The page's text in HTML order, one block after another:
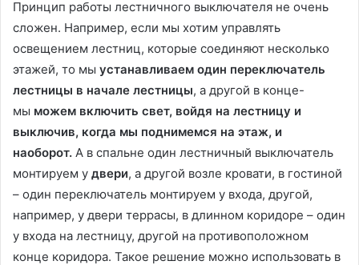
Принцип работы лестничного выключателя не очень
сложен. Например, если мы хотим управлять
освещением лестниц, которые соединяют несколько
этажей, то мы устанавливаем один переключатель
лестницы в начале лестницы, а другой в конце-
мы можем включить свет, войдя на лестницу и
выключив, когда мы поднимемся на этаж, и
наоборот. А в спальне один лестничный выключатель
монтируем у двери, а другой возле кровати, в гостиной
– один переключатель монтируем у входа, другой,
например, у двери террасы, в длинном коридоре – один
у входа на лестницу, другой на противоположном
конце коридора. Такое решение можно использовать в